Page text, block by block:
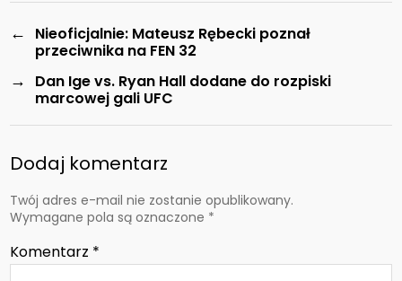
←
Nieoficjalnie: Mateusz Rębecki poznał
przeciwnika na FEN 32
→
Dan Ige vs. Ryan Hall dodane do rozpiski
marcowej gali UFC
Dodaj komentarz
Twój adres e-mail nie zostanie opublikowany.
Wymagane pola są oznaczone *
Komentarz *